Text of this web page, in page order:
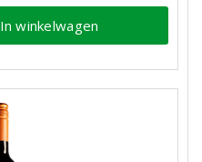
In winkelwagen